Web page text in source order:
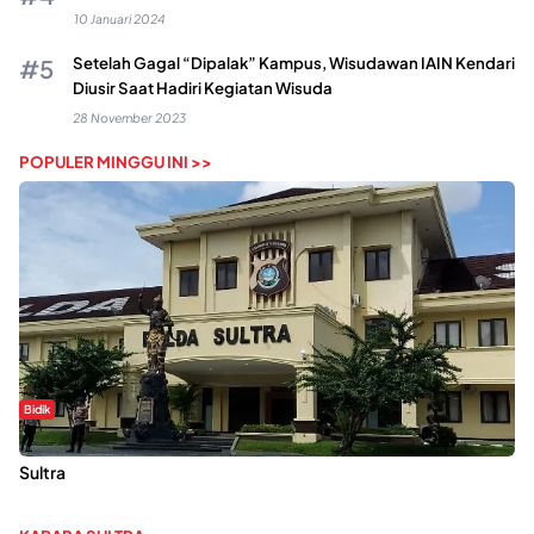
10 Januari 2024
Setelah Gagal “Dipalak” Kampus, Wisudawan IAIN Kendari
Diusir Saat Hadiri Kegiatan Wisuda
28 November 2023
POPULER MINGGU INI >>
Bidik
Dugaan Kekerasan Seksual di UIN Kendari Dilaporkan ke Polda
Sultra